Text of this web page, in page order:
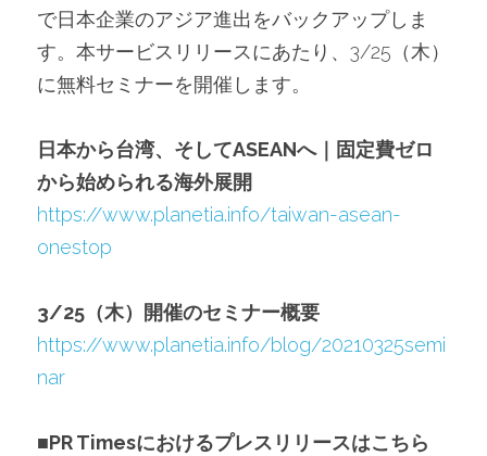
で日本企業のアジア進出をバックアップしま
す。本サービスリリースにあたり、3/25（木）
に無料セミナーを開催します。
日本から台湾、そしてASEANへ｜固定費ゼロ
から始められる海外展開
https://www.planetia.info/taiwan-asean-
onestop
3/25（木）開催のセミナー概要
https://www.planetia.info/blog/20210325semi
nar
■PR Timesにおけるプレスリリースはこちら